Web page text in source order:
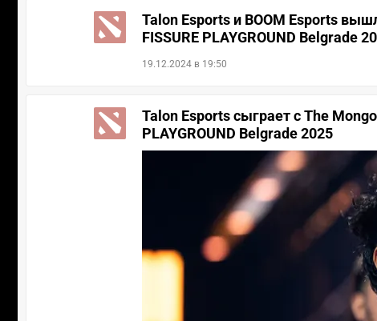
Talon Esports и BOOM Esports
FISSURE PLAYGROUND Belgrade
19.12.2024 в 19:50
Talon Esports сыграет с The
PLAYGROUND Belgrade 2025